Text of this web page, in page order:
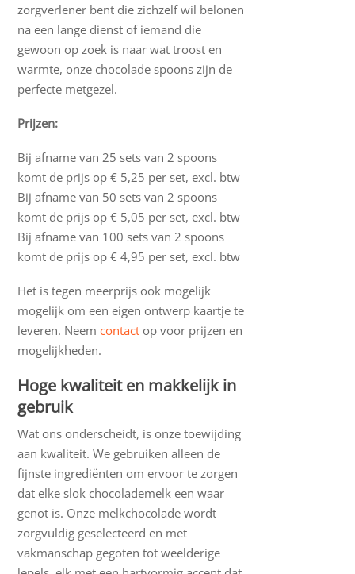
zorgverlener bent die zichzelf wil belonen
na een lange dienst of iemand die
gewoon op zoek is naar wat troost en
warmte, onze chocolade spoons zijn de
perfecte metgezel.
Prijzen:
Bij afname van 25 sets van 2 spoons
komt de prijs op € 5,25 per set, excl. btw
Bij afname van 50 sets van 2 spoons
komt de prijs op € 5,05 per set, excl. btw
Bij afname van 100 sets van 2 spoons
komt de prijs op € 4,95 per set, excl. btw
Het is tegen meerprijs ook mogelijk
mogelijk om een eigen ontwerp kaartje te
leveren. Neemcontact op voor prijzen en
mogelijkheden.
Hoge kwaliteit en makkelijk in
gebruik
Wat ons onderscheidt, is onze toewijding
aan kwaliteit. We gebruiken alleen de
fijnste ingrediënten om ervoor te zorgen
dat elke slok chocolademelk een waar
genot is. Onze melkchocolade wordt
zorgvuldig geselecteerd en met
vakmanschap gegoten tot weelderige